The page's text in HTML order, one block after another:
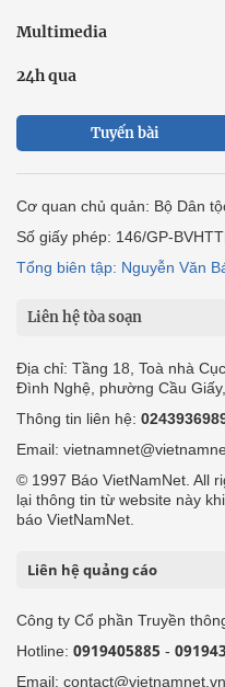
Multimedia
24h qua
Tuyến bài
Cơ quan chủ quản: Bộ Dân
Số giấy phép: 146/GP-
Tổng biên tập: Nguyễn Văn
Liên hệ tòa soạn
Địa chỉ: Tầng 18, Toà nhà
Đình Nghệ, phường Cầu Giấy,
Thông tin liên hệ:
Email:
© 1997 Báo VietNamNet. All
lại thông tin từ website này
báo VietNamNet.
Liên hệ quảng cáo
Công ty Cổ phần Truyền
Hotline: 0919405885 -
Email: contact@vietnamnet.vn